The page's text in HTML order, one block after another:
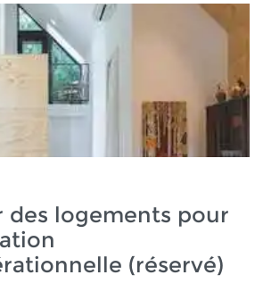
des logements pour
(réservé)